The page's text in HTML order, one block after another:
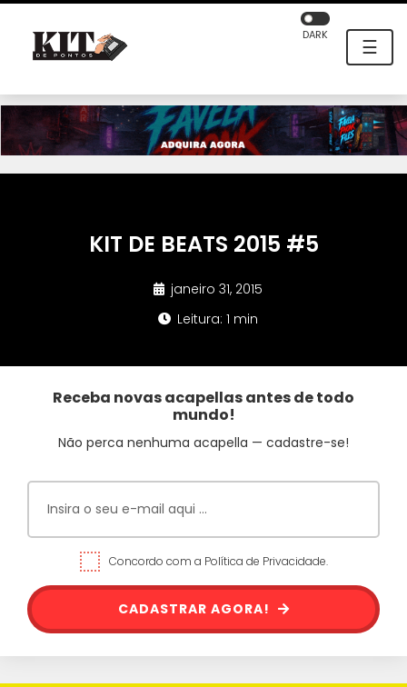
☰
DARK
KIT DE BEATS 2015 #5
janeiro 31, 2015
Leitura: 1 min
Receba novas acapellas antes de todo
mundo!
Não perca nenhuma acapella — cadastre-se!
Concordo com a Política de Privacidade.
CADASTRAR AGORA!